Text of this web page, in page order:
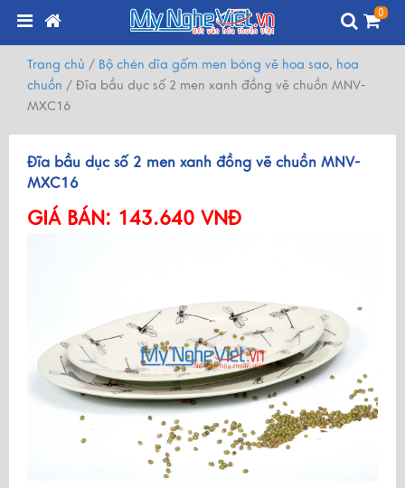
0
Trang chủ / Bộ chén dĩa gốm men bóng vẽ hoa sao, hoa
chuồn / Đĩa bầu dục số 2 men xanh đồng vẽ chuồn MNV-
MXC16
Đĩa bầu dục số 2 men xanh đồng vẽ chuồn MNV-
MXC16
GIÁ BÁN: 143.640 VNĐ